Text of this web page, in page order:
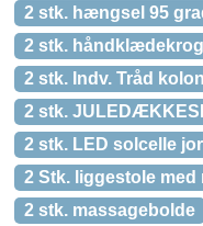
2 stk. hængsel 95
2 stk.
2 stk. Indv. Tråd
2 stk.
2 stk. LED solcelle
2 Stk. liggestole
2 stk. massagebolde